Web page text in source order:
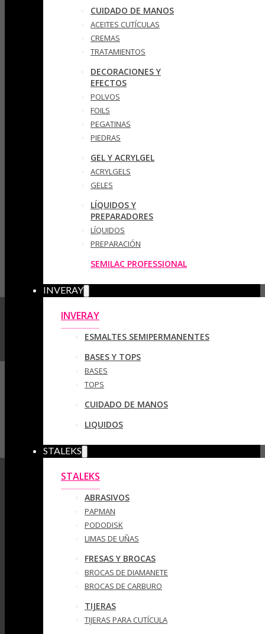
CUIDADO DE MANOS
ACEITES CUTÍCULAS
CREMAS
TRATAMIENTOS
DECORACIONES Y
EFECTOS
POLVOS
FOILS
PEGATINAS
PIEDRAS
GEL Y ACRYLGEL
ACRYLGELS
GELES
LÍQUIDOS Y
PREPARADORES
LÍQUIDOS
PREPARACIÓN
SEMILAC PROFESSIONAL
INVERAY
INVERAY
ESMALTES SEMIPERMANENTES
BASES Y TOPS
BASES
TOPS
CUIDADO DE MANOS
LIQUIDOS
STALEKS
STALEKS
ABRASIVOS
PAPMAN
PODODISK
LIMAS DE UÑAS
FRESAS Y BROCAS
BROCAS DE DIAMANETE
BROCAS DE CARBURO
TIJERAS
TIJERAS PARA CUTÍCULA